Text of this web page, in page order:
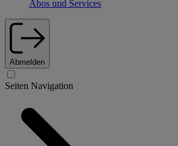
Abos und Services
Abmelden
Seiten Navigation